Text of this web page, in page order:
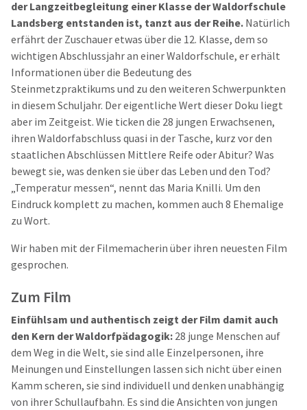
der Langzeitbegleitung einer Klasse der Waldorfschule
Landsberg entstanden ist, tanzt aus der Reihe. Natürlich
erfährt der Zuschauer etwas über die 12. Klasse, dem so
wichtigen Abschlussjahr an einer Waldorfschule, er erhält
Informationen über die Bedeutung des
Steinmetzpraktikums und zu den weiteren Schwerpunkten
in diesem Schuljahr. Der eigentliche Wert dieser Doku liegt
aber im Zeitgeist. Wie ticken die 28 jungen Erwachsenen,
ihren Waldorfabschluss quasi in der Tasche, kurz vor den
staatlichen Abschlüssen Mittlere Reife oder Abitur? Was
bewegt sie, was denken sie über das Leben und den Tod?
„Temperatur messen“, nennt das Maria Knilli. Um den
Eindruck komplett zu machen, kommen auch 8 Ehemalige
zu Wort.
Wir haben mit der Filmemacherin über ihren neuesten Film
gesprochen.
Zum Film
Einfühlsam und authentisch zeigt der Film damit auch
den Kern der Waldorfpädagogik: 28 junge Menschen auf
dem Weg in die Welt, sie sind alle Einzelpersonen, ihre
Meinungen und Einstellungen lassen sich nicht über einen
Kamm scheren, sie sind individuell und denken unabhängig
von ihrer Schullaufbahn. Es sind die Ansichten von jungen